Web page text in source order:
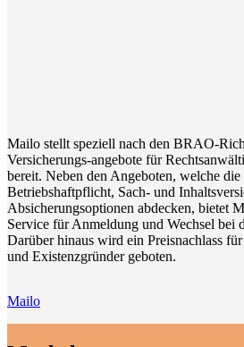
Mailo stellt speziell nach den BRAO-
Versicherungs-angebote für
bereit. Neben den Angeboten, welche
Betriebshaftpflicht, Sach- und
Absicherungsoptionen abdecken, bietet
Service für Anmeldung und Wechsel bei
Darüber hinaus wird ein Preisnachlass
und Existenzgründer geboten.
Mailo